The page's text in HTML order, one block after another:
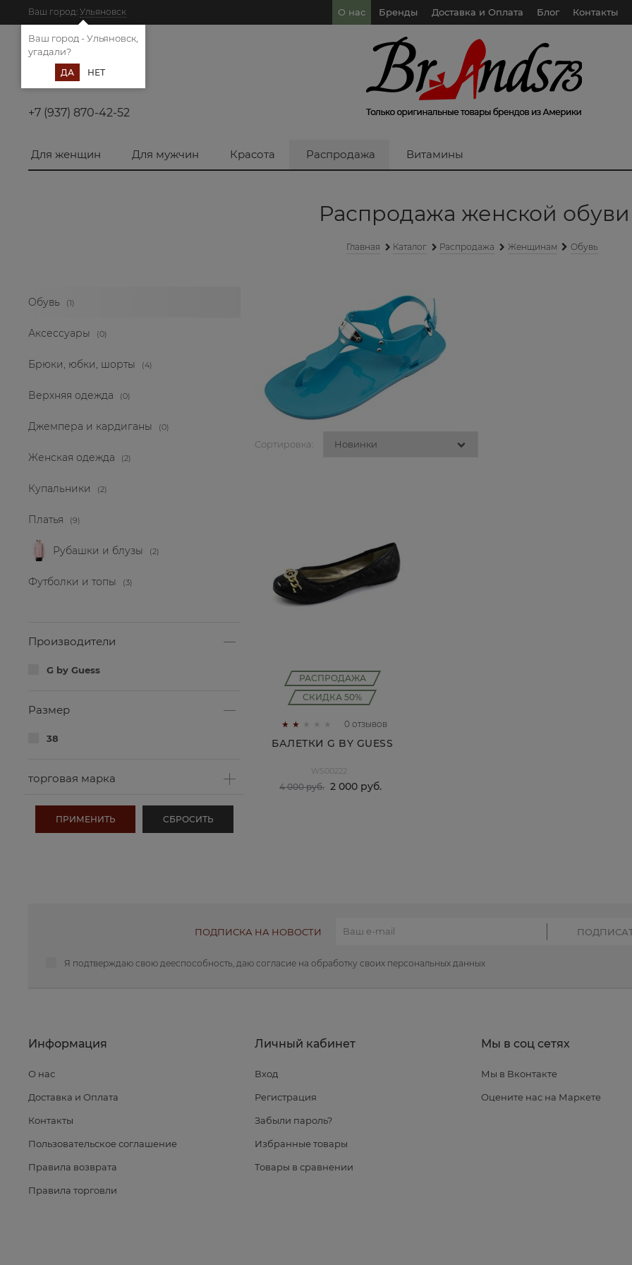
Ваш город: Ульяновск О нас Бренды Доставка и Оплата Блог Контакты
+7 (937) 870-42-52
Для женщин Для мужчин Красота Распродажа Витамины
Распродажа женской обуви
Главная Каталог Распродажа Женщинам Oбувь
Oбувь (1)
Аксессуары (0)
Брюки, юбки, шорты (4)
Верхняя одежда (0)
Джемпера и кардиганы (0)
Женская одежда (2)
Купальники (2)
Платья (9)
Рубашки и блузы (2)
Футболки и топы (3)
Производители
G by Guess
Размер
38
торговая марка
Сортировка:
РАСПРОДАЖА
СКИДКА 50%
0 отзывов
БАЛЕТКИ G BY GUESS
WS00222
4 000 руб. 2 000 руб.
ПОДПИСКА НА НОВОСТИ
Я подтверждаю свою дееспособность, даю согласие на обработку своих персональных данных
Информация
О нас
Доставка и Оплата
Контакты
Пользовательское соглашение
Правила возврата
Правила торговли
Личный кабинет
Вход
Регистрация
Забыли пароль?
Избранные товары
Товары в сравнении
Мы в соц сетях
Мы в Вконтакте
Оцените нас на Маркете
Ваш город - Ульяновск,
угадали?
ДА НЕТ